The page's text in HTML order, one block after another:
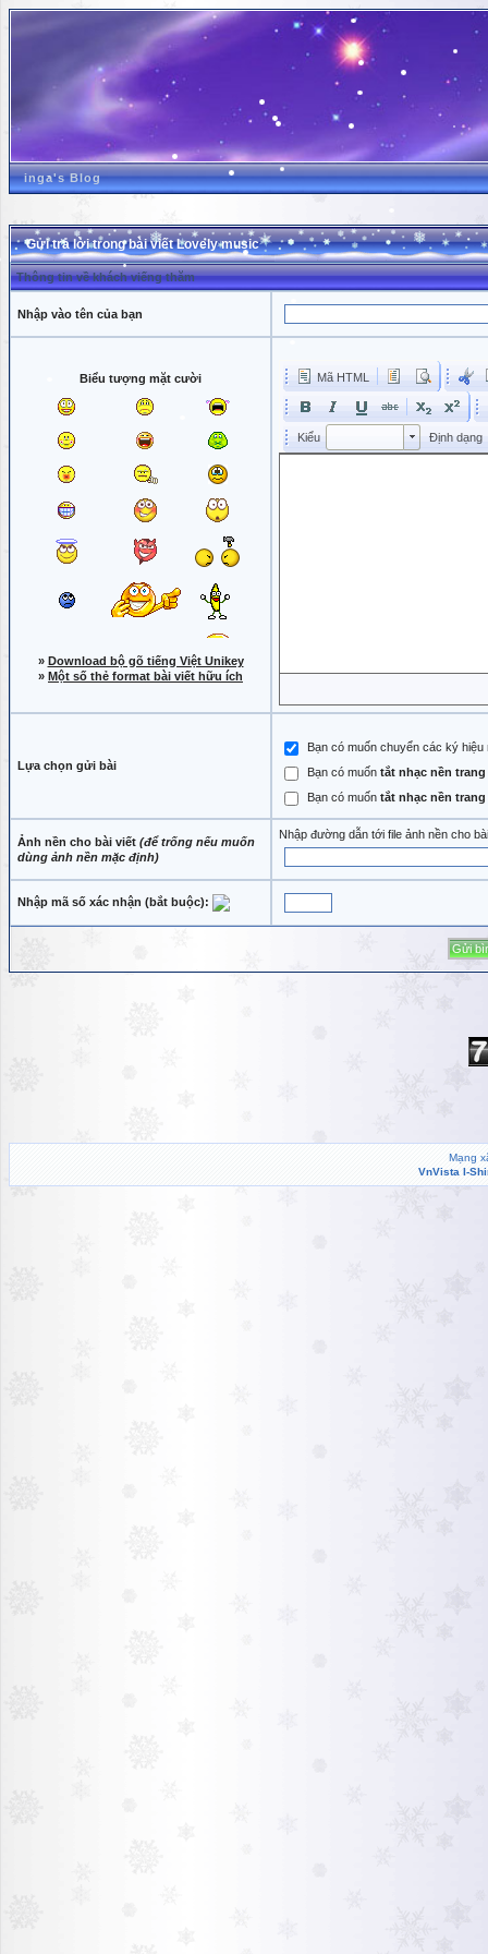
inga's Blog
Gửi trả lời trong bài viết Lovely music
Thông tin về khách viếng thăm
Nhập vào tên của bạn
Biểu tượng mặt cười
» Download bộ gõ tiếng Việt Unikey
» Một số thẻ format bài viết hữu ích
Mã HTML
Kiểu Kiểu Định dạng
Lựa chọn gửi bài
Bạn có muốn chuyển các ký
Bạn có muốn tắt nhạc nền trang
Bạn có muốn tắt nhạc nền trang
Ảnh nền cho bài viết (để trống nếu muốn
dùng ảnh nền mặc định)
Nhập đường dẫn tới file ảnh nền cho
Nhập mã số xác nhận (bắt buộc):
Mạng
VnVista I-